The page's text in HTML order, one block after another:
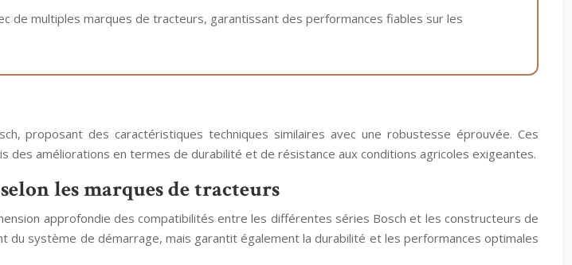
de multiples marques de tracteurs, garantissant des performances fiables sur les
proposant des caractéristiques techniques similaires avec une robustesse éprouvée. Ces
améliorations en termes de durabilité et de résistance aux conditions agricoles exigeantes.
les marques de tracteurs
approfondie des compatibilités entre les différentes séries Bosch et les constructeurs de
système de démarrage, mais garantit également la durabilité et les performances optimales